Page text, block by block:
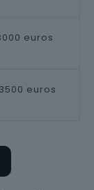
euros
euros